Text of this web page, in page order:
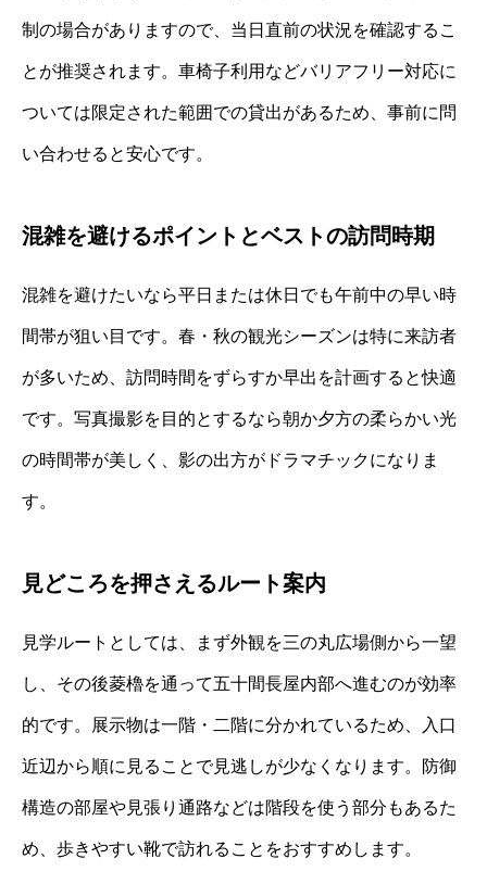
制の場合がありますので、当日直前の状況を確認するこ
とが推奨されます。車椅子利用などバリアフリー対応に
ついては限定された範囲での貸出があるため、事前に問
い合わせると安心です。
混雑を避けるポイントとベストの訪問時期
混雑を避けたいなら平日または休日でも午前中の早い時
間帯が狙い目です。春・秋の観光シーズンは特に来訪者
が多いため、訪問時間をずらすか早出を計画すると快適
です。写真撮影を目的とするなら朝か夕方の柔らかい光
の時間帯が美しく、影の出方がドラマチックになりま
す。
見どころを押さえるルート案内
見学ルートとしては、まず外観を三の丸広場側から一望
し、その後菱櫓を通って五十間長屋内部へ進むのが効率
的です。展示物は一階・二階に分かれているため、入口
近辺から順に見ることで見逃しが少なくなります。防御
構造の部屋や見張り通路などは階段を使う部分もあるた
め、歩きやすい靴で訪れることをおすすめします。